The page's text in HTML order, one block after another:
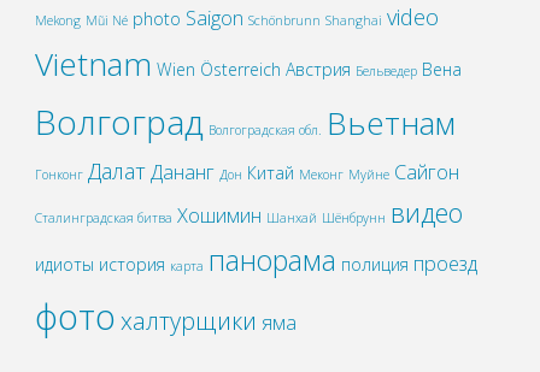
Mekong Mũi Né photo Saigon Schönbrunn Shanghai video
Vietnam Wien Österreich Австрия Бельведер Вена
Волгоград Волгоградская обл. Вьетнам
Гонконг ДалатДананг Дон Китай Меконг Муйне Сайгон
Сталинградская битва Хошимин Шанхай Шёнбрунн видео
идиоты история карта панорама полиция проезд
фотохалтурщики яма